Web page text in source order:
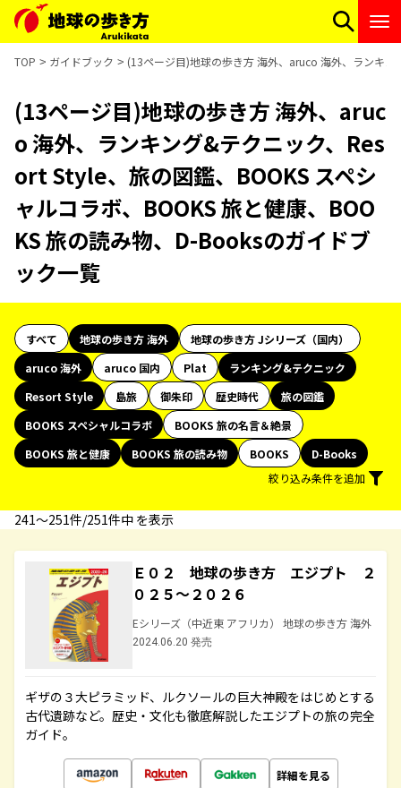
TOP ガイドブック (13ページ目)地球の歩き方 海外、aruco 海外、ランキ
(13ページ目)地球の歩き方 海外、aruc
o 海外、ランキング&テクニック、Res
ort Style、旅の図鑑、BOOKS スペシ
ャルコラボ、BOOKS 旅と健康、BOO
KS 旅の読み物、D-Booksのガイドブ
ック一覧
すべて 地球の歩き方 海外
地球の歩き方 Jシリーズ（国内）
aruco 海外
aruco 国内 Plat
ランキング&テクニック
Resort Style
島旅 御朱印 歴史時代
旅の図鑑
BOOKS スペシャルコラボ
BOOKS 旅の名言＆絶景
BOOKS 旅と健康
BOOKS 旅の読み物 BOOKS
D-Books
絞り込み条件を追加
241〜251件/251件中 を表示
Ｅ０２ 地球の歩き方 エジプト ２
０２５～２０２６
Eシリーズ（中近東 アフリカ） 地球の歩き方 海外
2024.06.20 発売
ギザの３大ピラミッド、ルクソールの巨大神殿をはじめとする
古代遺跡など。歴史・文化も徹底解説したエジプトの旅の完全
ガイド。
詳細を見る